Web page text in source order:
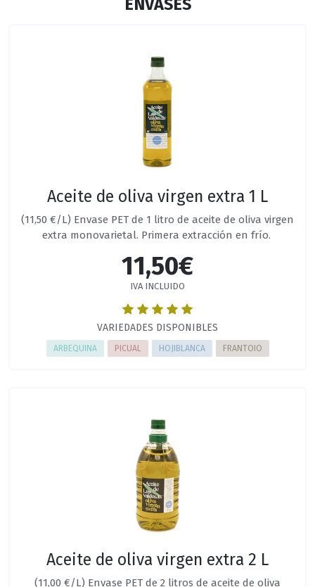
Aceite de oliva virgen extra 1 L
(11,50 €/L) Envase PET de 1 litro de aceite de oliva virgen
extra monovarietal. Primera extracción en frío.
11,50€
IVA INCLUIDO
VARIEDADES DISPONIBLES
ARBEQUINA PICUAL HOJIBLANCA FRANTOIO
Aceite de oliva virgen extra 2 L
(11,00 €/L) Envase PET de 2 litros de aceite de oliva